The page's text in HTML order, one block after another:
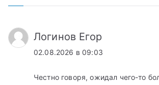
Логинов Егор
02.08.2026 в 09:03
Честно говоря, ожидал чего-то